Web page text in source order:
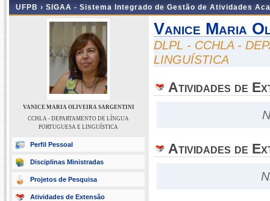
UFPB › SIGAA - Sistema Integrado de Gestão de Atividades
VANICE MARIA OLIVEIRA SARGENTINI
CCHLA - DEPARTAMENTO DE LÍNGUA
PORTUGUESA E LINGUÍSTICA
Perfil Pessoal
Disciplinas Ministradas
Projetos de Pesquisa
Atividades de Extensão
Vanice Maria
DLPL - CCHLA -
LINGUÍSTICA
Atividades de
Atividades de